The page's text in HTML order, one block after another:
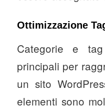
Ottimizzazione
Categorie e
principali per
un sito
elementi sono